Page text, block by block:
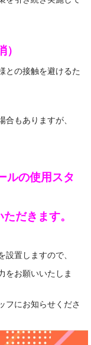
との接触を避けるた
もありますが、
ルの使用スタ
だきます。
置しますので、
をお願いいたしま
フにお知らせくださ